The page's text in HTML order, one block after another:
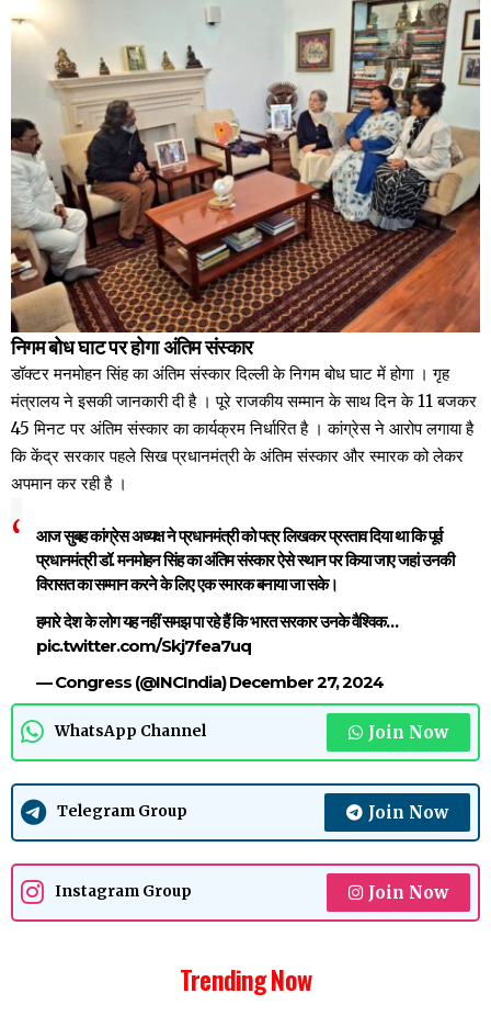
निगम बोध घाट पर होगा अंतिम संस्कार
डॉक्टर मनमोहन सिंह का अंतिम संस्कार दिल्ली के निगम बोध घाट में होगा । गृह
मंत्रालय ने इसकी जानकारी दी है । पूरे राजकीय सम्मान के साथ दिन के 11 बजकर
45 मिनट पर अंतिम संस्कार का कार्यक्रम निर्धारित है । कांग्रेस ने आरोप लगाया है
कि केंद्र सरकार पहले सिख प्रधानमंत्री के अंतिम संस्कार और स्मारक को लेकर
अपमान कर रही है ।
आज सुबह कांग्रेस अध्यक्ष ने प्रधानमंत्री को पत्र लिखकर प्रस्ताव दिया था कि पूर्व
प्रधानमंत्री डॉ. मनमोहन सिंह का अंतिम संस्कार ऐसे स्थान पर किया जाए जहां उनकी
विरासत का सम्मान करने के लिए एक स्मारक बनाया जा सके।
हमारे देश के लोग यह नहीं समझ पा रहे हैं कि भारत सरकार उनके वैश्विक…
pic.twitter.com/Skj7fea7uq
— Congress (@INCIndia)December 27, 2024
WhatsApp Channel Join Now
Telegram Group Join Now
Instagram Group Join Now
Trending Now